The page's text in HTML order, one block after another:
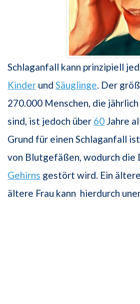
Schlaganfall kann prinzipiell
Kinder und Säuglinge. Der
270.000 Menschen, die
sind, ist jedoch über 60 Jahre
Grund für einen Schlaganfall
von Blutgefäßen, wodurch die
Gehirns gestört wird. Ein
ältere Frau kann hierdurch